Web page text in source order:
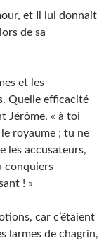
et Il lui donnait
de sa
et les
Quelle efficacité
Jérôme, « à toi
royaume ; tu ne
les accusateurs,
conquiers
! »
car c’étaient
larmes de chagrin,